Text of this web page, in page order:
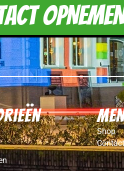
OPNEMEN
Shop
Contact